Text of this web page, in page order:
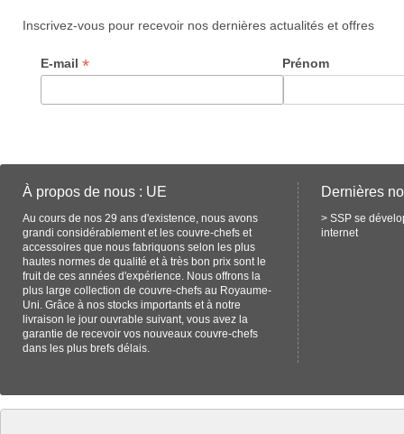
Inscrivez-vous pour recevoir nos dernières actualités et offres
E-mail * Prénom
À propos de nous : UE
Au cours de nos 29 ans d'existence, nous avons
grandi considérablement et les couvre-chefs et
accessoires que nous fabriquons selon les plus
hautes normes de qualité et à très bon prix sont le
fruit de ces années d'expérience. Nous offrons la
plus large collection de couvre-chefs au Royaume-
Uni. Grâce à nos stocks importants et à notre
livraison le jour ouvrable suivant, vous avez la
garantie de recevoir vos nouveaux couvre-chefs
dans les plus brefs délais.
Dernières
> SSP se
internet